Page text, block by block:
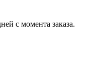
с момента заказа.